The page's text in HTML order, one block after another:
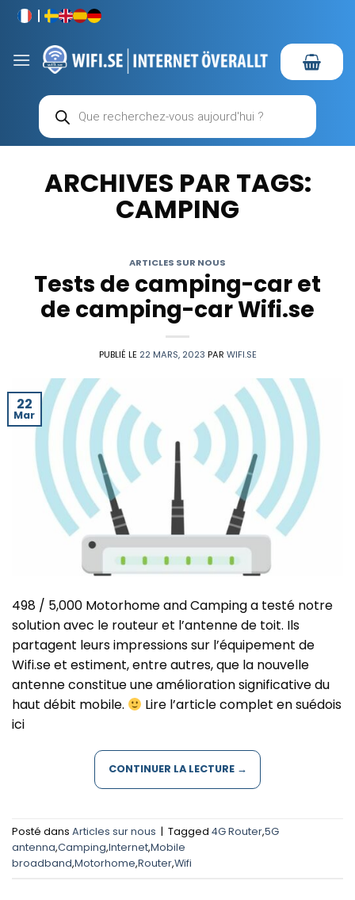
Passer
contenu
Recherche
de
produits
ARCHIVES PAR TAGS:
CAMPING
ARTICLES SUR NOUS
Tests de camping-car et
de camping-car Wifi.se
PUBLIÉ LE 22 MARS, 2023 PAR WIFI.SE
22
Mar
498 / 5,000 Motorhome and Camping a testé notre
solution avec le routeur et l’antenne de toit. Ils
partagent leurs impressions sur l’équipement de
Wifi.se et estiment, entre autres, que la nouvelle
antenne constitue une amélioration significative du
haut débit mobile.
Lire l’article complet en suédois
ici
CONTINUER LA LECTURE →
Posté dans Articles sur nous | Tagged 4G Router,5G
antenna,Camping,Internet,Mobile
broadband,Motorhome,Router,Wifi